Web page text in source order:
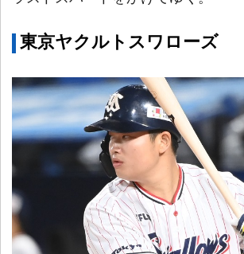
東京ヤクルトスワローズ